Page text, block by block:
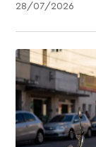
28/07/2026